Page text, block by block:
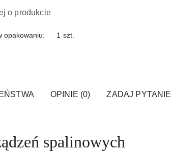
o produkcie
opakowaniu: 1 szt.
OPINIE (0) ZADAJ PYTANIE
spalinowych